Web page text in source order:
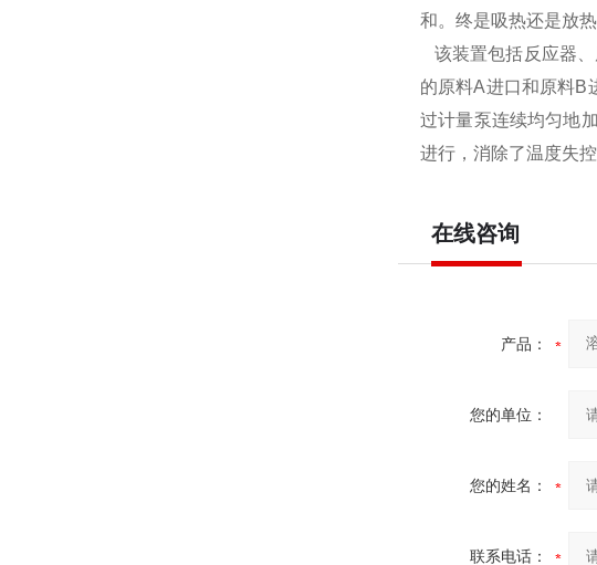
和。终是吸热还是放
该装置包括反应器
的原料A进口和原料B
过计量泵连续均匀地
进行，消除了温度失
在线咨询
产品：
您的单位：
您的姓名：
联系电话：